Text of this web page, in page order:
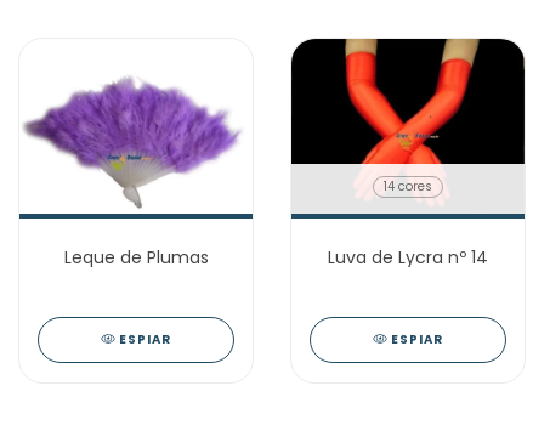
Leque de Plumas
ESPIAR
14 cores
Luva de Lycra nº 14
ESPIAR